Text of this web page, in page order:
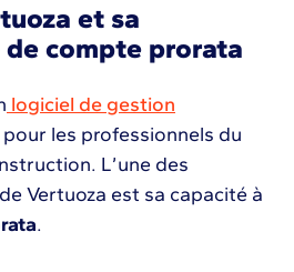
et sa
compte prorata
logiciel de gestion
les professionnels du
L’une des
Vertuoza est sa capacité à
.